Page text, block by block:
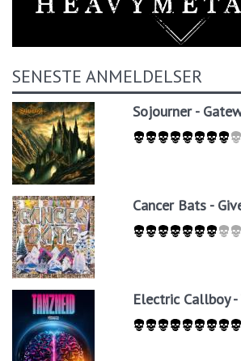
SENESTE ANMELDELSER
Sojourner -
Cancer Bats -
Electric Callboy